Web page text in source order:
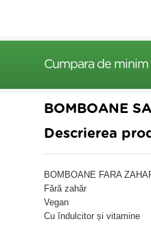
Cumpara de minim
BOMBOANE
Descrierea
BOMBOANE FARA
Fără zahăr
Vegan
Cu îndulcitor și vitamine